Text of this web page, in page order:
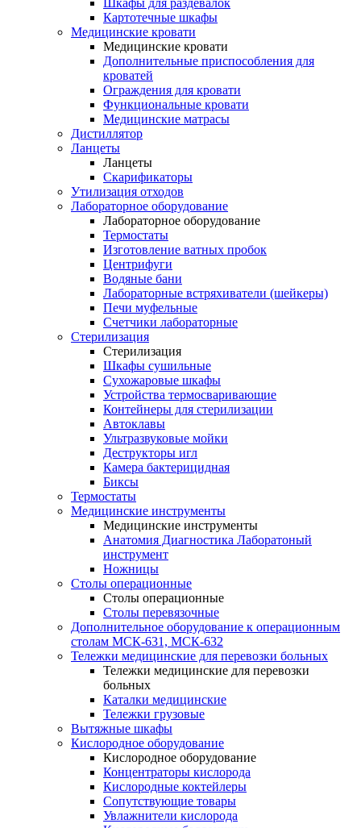
Шкафы для раздевалок
Картотечные шкафы
Медицинские кровати
Медицинские кровати
Дополнительные приспособления для
кроватей
Ограждения для кровати
Функциональные кровати
Медицинские матрасы
Дистиллятор
Ланцеты
Ланцеты
Скарификаторы
Утилизация отходов
Лабораторное оборудование
Лабораторное оборудование
Термостаты
Изготовление ватных пробок
Центрифуги
Водяные бани
Лабораторные встряхиватели (шейкеры)
Печи муфельные
Счетчики лабораторные
Стерилизация
Стерилизация
Шкафы сушильные
Сухожаровые шкафы
Устройства термосваривающие
Контейнеры для стерилизации
Автоклавы
Ультразвуковые мойки
Деструкторы игл
Камера бактерицидная
Биксы
Термостаты
Медицинские инструменты
Медицинские инструменты
Анатомия Диагностика Лаборатоный
инструмент
Ножницы
Столы операционные
Столы операционные
Столы перевязочные
Дополнительное оборудование к операционным
столам МСК-631, МСК-632
Тележки медицинские для перевозки больных
Тележки медицинские для перевозки
больных
Каталки медицинские
Тележки грузовые
Вытяжные шкафы
Кислородное оборудование
Кислородное оборудование
Концентраторы кислорода
Кислородные коктейлеры
Сопутствующие товары
Увлажнители кислорода